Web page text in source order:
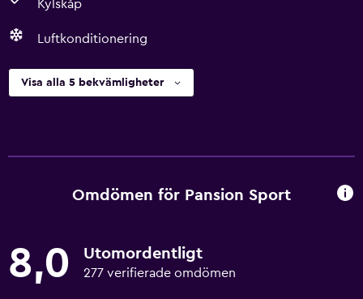
Kylskåp
Luftkonditionering
Visa alla 5 bekvämligheter
Omdömen för Pansion Sport
8,0 Utomordentligt
277 verifierade omdömen